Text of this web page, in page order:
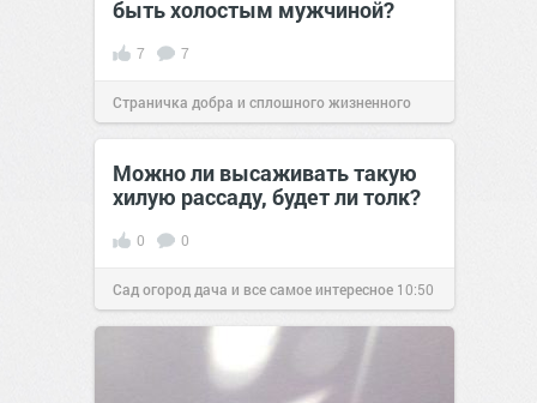
быть холостым мужчиной?
7 7
Страничка добра и сплошного жизненного
позитива!09:00 03 июн 2023
Можно ли высаживать такую
хилую рассаду, будет ли толк?
0 0
Сад огород дача и все самое интересное 10:50
03 ноя 2016